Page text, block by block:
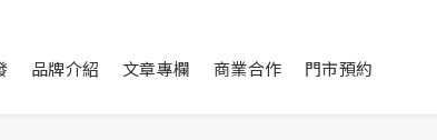
品牌介紹 文章專欄 商業合作 門市預約